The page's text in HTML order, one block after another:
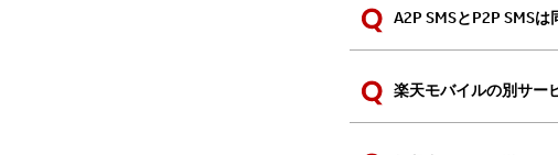
A2P SMSとP2P SMSは
楽天モバイルの別サー